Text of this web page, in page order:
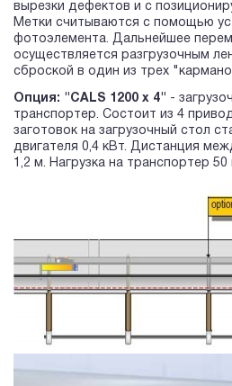
вырезки дефектов и с
Метки считываются с помощью
фотоэлемента. Дальнейшее
осуществляется разгрузочным
сброской в один из трех
Опция: "CALS 1200 х 4" -
транспортер. Состоит из 4
заготовок на загрузочный стол
двигателя 0,4 кВт. Дистанция
1,2 м. Нагрузка на транспортер 50